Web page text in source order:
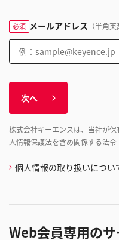
必須 メールアドレス （半角英
次へ
株式会社キーエンスは、当社が
人情報保護法を含め関係する法令
個人情報の取り扱いについ
Web会員専用の